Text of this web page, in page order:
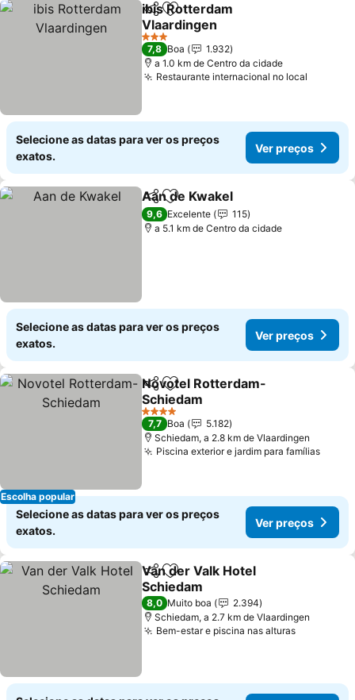
PartilharAdicionar aos favoritos
ibis Rotterdam
Vlaardingen
Ver preços
3 Estrelas
7,8 Boa
1.932
a 1.0 km de Centro da cidade
Restaurante internacional no local
Selecione as datas para ver os preços
exatos.
Ver preços
PartilharAdicionar aos favoritos
Aan de Kwakel
9,6 Excelente
115
a 5.1 km de Centro da cidade
Selecione as datas para ver os preços
exatos.
Ver preços
Escolha popular
PartilharAdicionar aos favoritos
Novotel Rotterdam-
Schiedam
Ver preços
4 Estrelas
7,7 Boa
5.182
Schiedam, a 2.8 km de Vlaardingen
Piscina exterior e jardim para famíliasVer
Selecione as datas para ver os preços
exatos.
Ver preços
PartilharAdicionar aos favoritos
Van der Valk Hotel
Schiedam
Ver preços
8,0 Muito boa
2.394
Schiedam, a 2.7 km de Vlaardingen
Bem-estar e piscina nas alturasVer